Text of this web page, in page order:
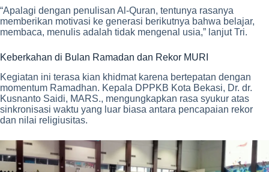
“Apalagi dengan penulisan Al-Quran, tentunya rasanya
memberikan motivasi ke generasi berikutnya bahwa belajar,
membaca, menulis adalah tidak mengenal usia,” lanjut Tri.
Keberkahan di Bulan Ramadan dan Rekor MURI
Kegiatan ini terasa kian khidmat karena bertepatan dengan
momentum Ramadhan. Kepala DPPKB Kota Bekasi, Dr. dr.
Kusnanto Saidi, MARS., mengungkapkan rasa syukur atas
sinkronisasi waktu yang luar biasa antara pencapaian rekor
dan nilai religiusitas.